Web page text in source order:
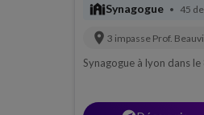
synagogueSynagogue • 45
location_on 3 impasse Prof.
Synagogue à lyon dans